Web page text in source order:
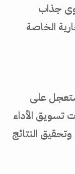
جذاب
الخاصة
على
تسويق الأداء
النتائج